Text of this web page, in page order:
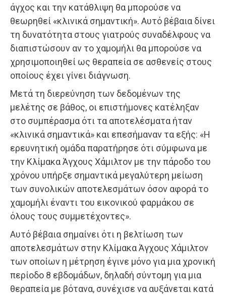
άγχος και την κατάθλιψη θα μπορούσε να
θεωρηθεί «κλινικά σημαντική». Αυτό βέβαια δίνει
τη δυνατότητα στους γιατρούς συναδέλφους να
διαπιστώσουν αν το χαμομήλι θα μπορούσε να
χρησιμοποιηθεί ως θεραπεία σε ασθενείς στους
οποίους έχει γίνει διάγνωση.
Μετά τη διερεύνηση των δεδομένων της
μελέτης σε βάθος, οι επιστήμονες κατέληξαν
στο συμπέρασμα ότι τα αποτελέσματα ήταν
«κλινικά σημαντικά» και επεσήμαναν τα εξής: «Η
ερευνητική ομάδα παρατήρησε ότι σύμφωνα με
την Κλίμακα Άγχους Χάμιλτον με την πάροδο του
χρόνου υπήρξε σημαντικά μεγαλύτερη μείωση
των συνολικών αποτελεσμάτων όσον αφορά το
χαμομήλι έναντι του εικονικού φαρμάκου σε
όλους τους συμμετέχοντες».
Αυτό βέβαια σημαίνει ότι η βελτίωση των
αποτελεσμάτων στην Κλίμακα Άγχους Χάμιλτον
των οποίων η μέτρηση έγινε μόνο για μια χρονική
περίοδο 8 εβδομάδων, δηλαδή σύντομη για μια
θεραπεία με βότανα, συνέχισε να αυξάνεται κατά